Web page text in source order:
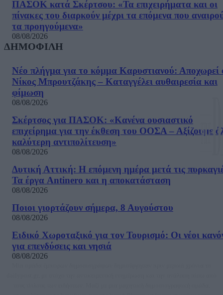
ΠΑΣΟΚ κατά Σκέρτσου: «Τα επιχειρήματα και οι
πίνακες του διαρκούν μέχρι τα επόμενα που
τα προηγούμενα»
08/08/2026
ΔΗΜΟΦΙΛΗ
Νέο πλήγμα για το κόμμα Καρυστιανού: Αποχωρεί
Νίκος Μπρουτζάκης – Καταγγέλει αυθαιρεσία και
φίμωση
08/08/2026
Σκέρτσος για ΠΑΣΟΚ: «Κανένα ουσιαστικό
επιχείρημα για την έκθεση του ΟΟΣΑ – Αξίζουμε
καλύτερη αντιπολίτευση»
08/08/2026
Δυτική Αττική: Η επόμενη ημέρα μετά τις
Τα έργα Antinero και η αποκατάσταση
08/08/2026
Ποιοι γιορτάζουν σήμερα, 8 Αυγούστου
08/08/2026
Ειδικό Χωροταξικό για τον Τουρισμό: Οι νέοι
για επενδύσεις και νησιά
08/08/2026